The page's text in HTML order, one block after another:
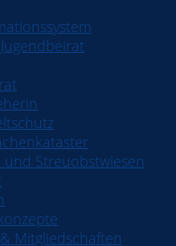
Streuobstwiesen
Mitgliedschaften